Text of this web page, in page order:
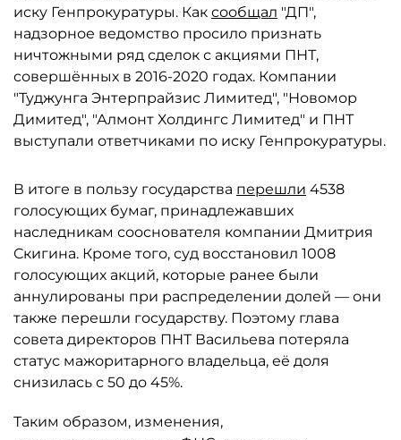
иску Генпрокуратуры. Как сообщал "ДП",
надзорное ведомство просило признать
ничтожными ряд сделок с акциями ПНТ,
совершённых в 2016-2020 годах. Компании
"Туджунга Энтерпрайзис Лимитед", "Новомор
Димитед", "Алмонт Холдингс Лимитед" и ПНТ
выступали ответчиками по иску Генпрокуратуры.
В итоге в пользу государства перешли 4538
голосующих бумаг, принадлежавших
наследникам сооснователя компании Дмитрия
Скигина. Кроме того, суд восстановил 1008
голосующих акций, которые ранее были
аннулированы при распределении долей — они
также перешли государству. Поэтому глава
совета директоров ПНТ Васильева потеряла
статус мажоритарного владельца, её доля
снизилась с 50 до 45%.
Таким образом, изменения,